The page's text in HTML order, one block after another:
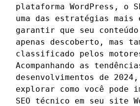
plataforma WordPress, o
uma das estratégias mais
garantir que seu
apenas descoberto, mas
classificado pelos
Acompanhando as
desenvolvimentos de 2024,
explorar como você pode
SEO técnico em seu site